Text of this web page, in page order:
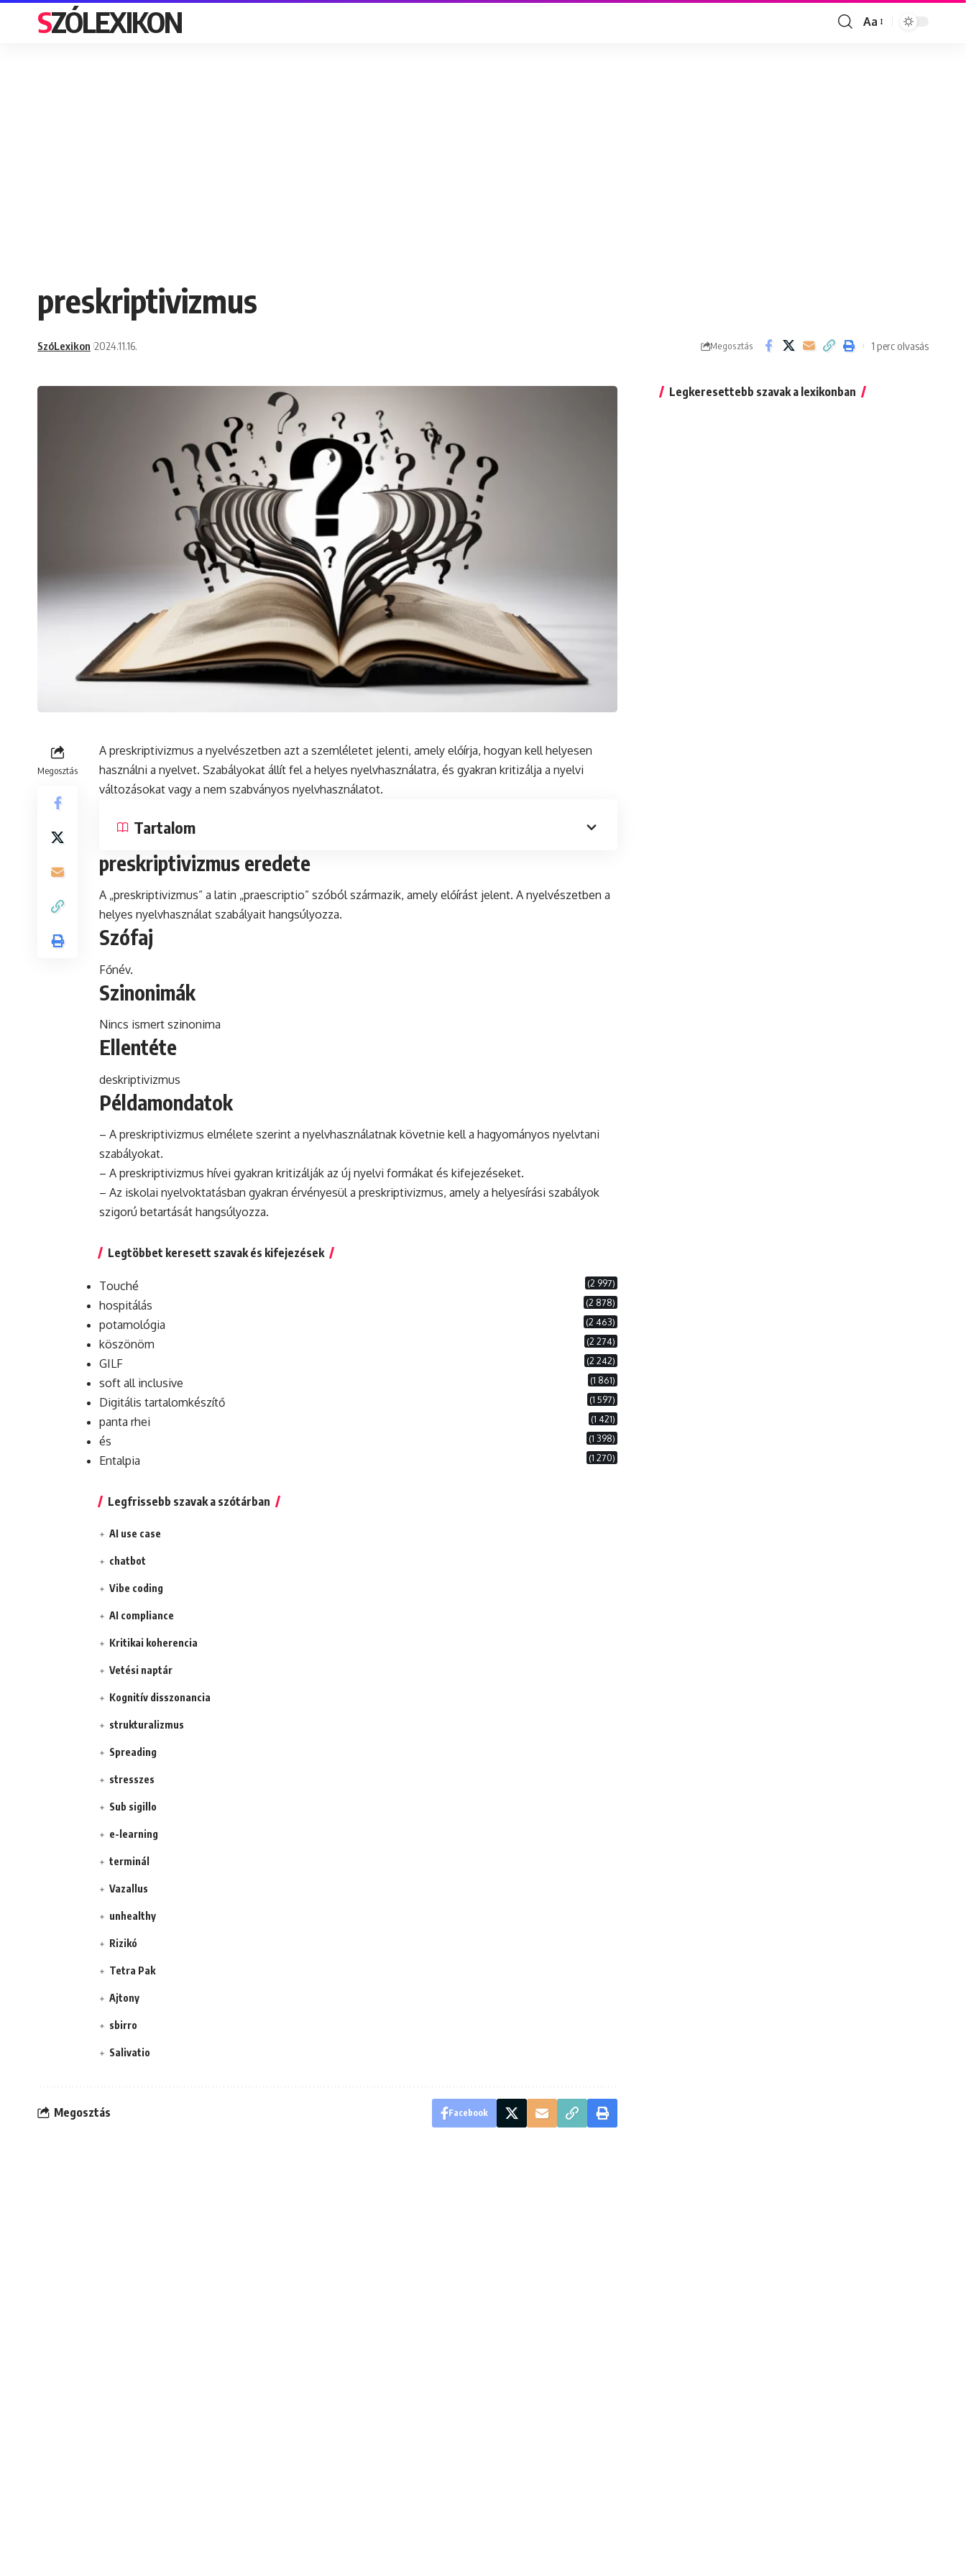
SZÓLEXIKON
Font
Aa
preskriptivizmus
SzóLexikon 2024.11.16. Megosztás 1 perc olvasás
Megosztás
A preskriptivizmus a nyelvészetben azt a szemléletet jelenti, amely előírja, hogyan kell helyesen
használni a nyelvet. Szabályokat állít fel a helyes nyelvhasználatra, és gyakran kritizálja a nyelvi
változásokat vagy a nem szabványos nyelvhasználatot.
Tartalom
preskriptivizmus eredete
A „preskriptivizmus” a latin „praescriptio” szóból származik, amely előírást jelent. A nyelvészetben a
helyes nyelvhasználat szabályait hangsúlyozza.
Szófaj
Főnév.
Szinonimák
Nincs ismert szinonima
Ellentéte
deskriptivizmus
Példamondatok
– A preskriptivizmus elmélete szerint a nyelvhasználatnak követnie kell a hagyományos nyelvtani
szabályokat.
– A preskriptivizmus hívei gyakran kritizálják az új nyelvi formákat és kifejezéseket.
– Az iskolai nyelvoktatásban gyakran érvényesül a preskriptivizmus, amely a helyesírási szabályok
szigorú betartását hangsúlyozza.
Legtöbbet keresett szavak és kifejezések
Touché (2 997)
hospitálás (2 878)
potamológia (2 463)
köszönöm (2 274)
GILF (2 242)
soft all inclusive (1 861)
Digitális tartalomkészítő (1 597)
panta rhei (1 421)
és (1 398)
Entalpia (1 270)
Legfrissebb szavak a szótárban
AI use case
chatbot
Vibe coding
AI compliance
Kritikai koherencia
Vetési naptár
Kognitív disszonancia
strukturalizmus
Spreading
stresszes
Sub sigillo
e-learning
terminál
Vazallus
unhealthy
Rizikó
Tetra Pak
Ajtony
sbirro
Salivatio
Megosztás Facebook
Legkeresettebb szavak a lexikonban